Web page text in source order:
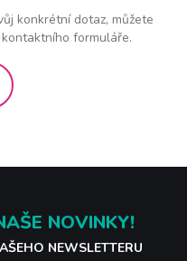
konkrétní dotaz, můžete
formuláře.
NOVINKY!
NEWSLETTERU